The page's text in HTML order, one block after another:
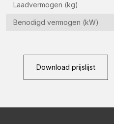
Laadvermogen (kg)
Benodigd vermogen (kW)
Download prijslijst